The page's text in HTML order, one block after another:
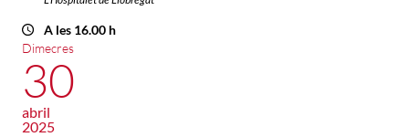
A les 16.00 h
Dimecres
30
abril
2025